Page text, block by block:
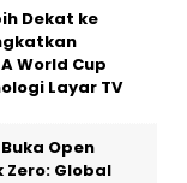
Dekat ke
World Cup
Layar TV
Open
Zero: Global